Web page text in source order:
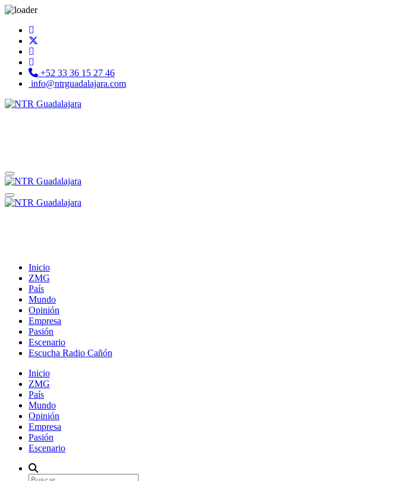
+52 33 36 15 27 46
info@ntrguadalajara.com
Inicio
ZMG
País
Mundo
Opinión
Empresa
Pasión
Escenario
Escucha Radio Cañón
Inicio
ZMG
País
Mundo
Opinión
Empresa
Pasión
Escenario